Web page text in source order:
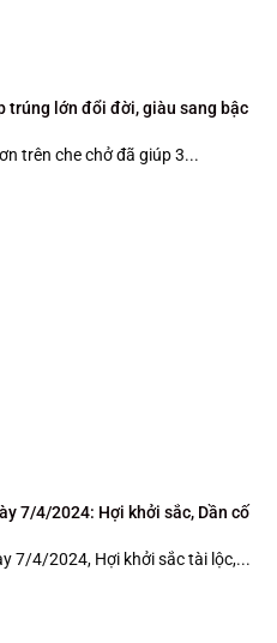
trúng lớn đổi đời, giàu sang bậc
trên che chở đã giúp 3...
7/4/2024: Hợi khởi sắc, Dần cố
7/4/2024, Hợi khởi sắc tài lộc,...